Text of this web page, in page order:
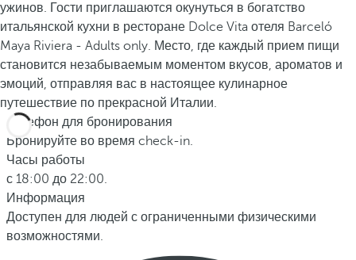
ужинов. Гости приглашаются окунуться в богатство
итальянской кухни в ресторане Dolce Vita отеля Barceló
Maya Riviera - Adults only. Место, где каждый прием пищи
становится незабываемым моментом вкусов, ароматов и
эмоций, отправляя вас в настоящее кулинарное
путешествие по прекрасной Италии.
Телефон для бронирования
Бронируйте во время check-in.
Часы работы
с 18:00 до 22:00.
Информация
Доступен для людей с ограниченными физическими
возможностями.